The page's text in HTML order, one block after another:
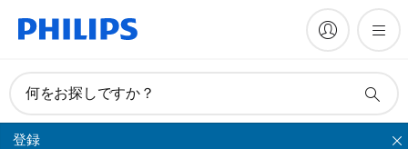
何をお探しですか？
登録エアーフロス ウルトラ
FAQ